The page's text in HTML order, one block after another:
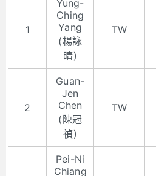
1
Yung-
Ching
Yang
(楊詠
晴)
TW
2
Guan-
Jen
Chen
(陳冠
禎)
TW
Pei-Ni
Chiang